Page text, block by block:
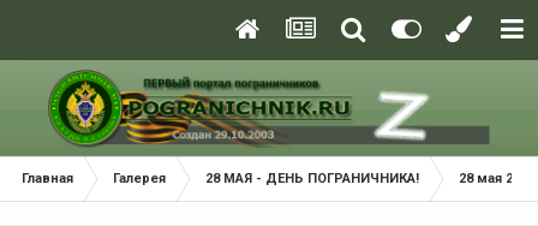
Главная Галерея 28 МАЯ - ДЕНЬ ПОГРАНИЧНИКА! 28 мая